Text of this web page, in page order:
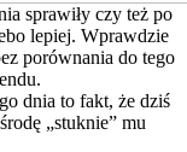
sprawiły czy też po
lepiej. Wprawdzie
porównania do tego
dnia to fakt, że dziś
„stuknie” mu